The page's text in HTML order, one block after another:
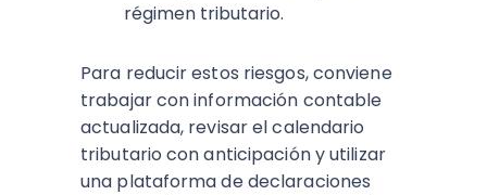
régimen tributario.
Para reducir estos riesgos, conviene
trabajar con información contable
actualizada, revisar el calendario
tributario con anticipación y utilizar
una plataforma de declaraciones